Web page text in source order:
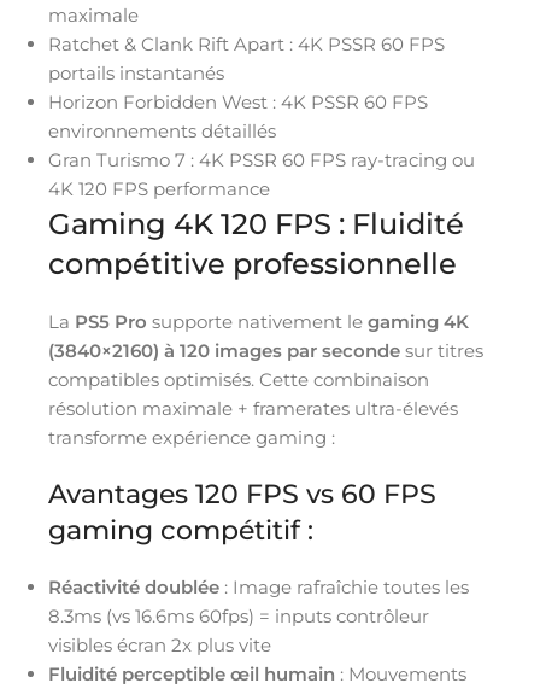
maximale
Ratchet & Clank Rift Apart : 4K PSSR 60 FPS
portails instantanés
Horizon Forbidden West : 4K PSSR 60 FPS
environnements détaillés
Gran Turismo 7 : 4K PSSR 60 FPS ray-tracing ou
4K 120 FPS performance
Gaming 4K 120 FPS : Fluidité
compétitive professionnelle
La PS5 Pro supporte nativement le gaming 4K
(3840×2160) à 120 images par seconde sur titres
compatibles optimisés. Cette combinaison
résolution maximale + framerates ultra-élevés
transforme expérience gaming :
Avantages 120 FPS vs 60 FPS
gaming compétitif :
Réactivité doublée : Image rafraîchie toutes les
8.3ms (vs 16.6ms 60fps) = inputs contrôleur
visibles écran 2x plus vite
Fluidité perceptible œil humain : Mouvements